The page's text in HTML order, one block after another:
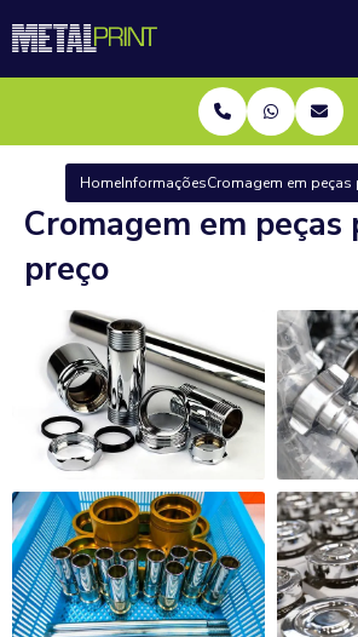
HomeInformaçõesCromagem em
Cromagem em peças
preço